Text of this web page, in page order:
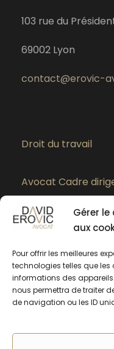
Gérer
aux
Pour offrir les meilleures
technologies telles que
informations des
nous permettra de traiter
de navigation ou les ID
103 rue du
69002 Lyon
contact@erovic-
Droit du travail
Avocat Cadre
Paiement des